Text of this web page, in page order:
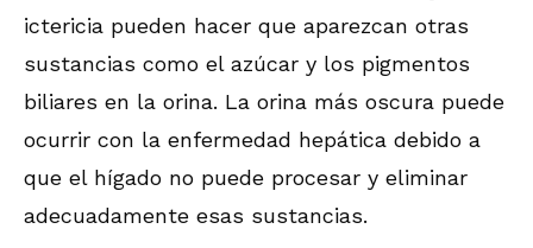
ictericia pueden hacer que aparezcan otras
sustancias como el azúcar y los pigmentos
biliares en la orina. La orina más oscura puede
ocurrir con la enfermedad hepática debido a
que el hígado no puede procesar y eliminar
adecuadamente esas sustancias.